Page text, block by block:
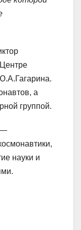
а
группой.
науки и